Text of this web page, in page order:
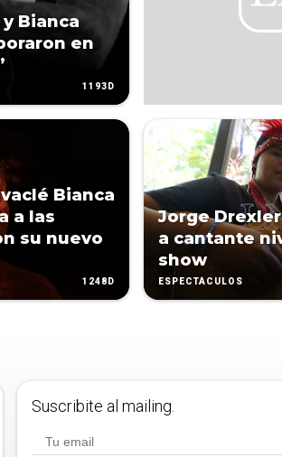
Bianca
en
1193D
Bianca
a las
su nuevo
1248D
Jorge
a cantante
show
ESPECTÁCULOS
Suscribite al mailing.